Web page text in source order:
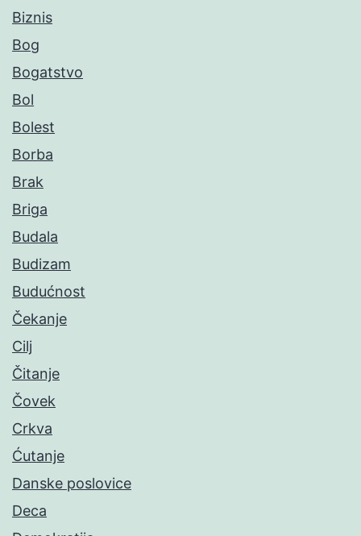
Biznis
Bog
Bogatstvo
Bol
Bolest
Borba
Brak
Briga
Budala
Budizam
Budućnost
Čekanje
Cilj
Čitanje
Čovek
Crkva
Ćutanje
Danske poslovice
Deca